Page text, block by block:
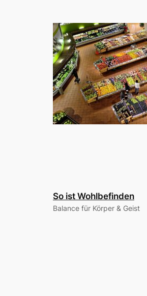
So ist Wohlbefinden
Balance für Körper & Geist